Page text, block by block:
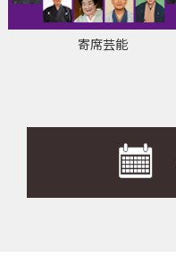
寄席芸能